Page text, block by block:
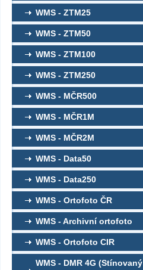
WMS - ZTM25
WMS - ZTM50
WMS - ZTM100
WMS - ZTM250
WMS - MČR500
WMS - MČR1M
WMS - MČR2M
WMS - Data50
WMS - Data250
WMS - Ortofoto ČR
WMS - Archivní ortofoto
WMS - Ortofoto CIR
WMS - DMR 4G (Stínovaný